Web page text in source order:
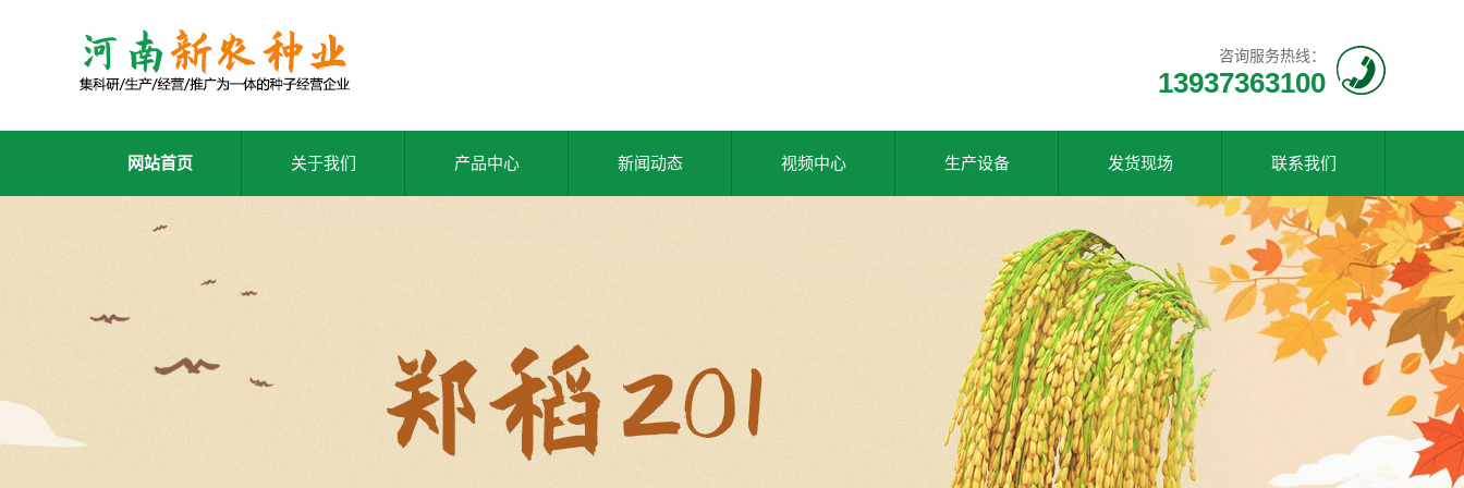
咨询服务热线：
13937363100
网站首页 关于我们 产品中心 新闻动态 视频中心 生产设备 发货现场 联系我们